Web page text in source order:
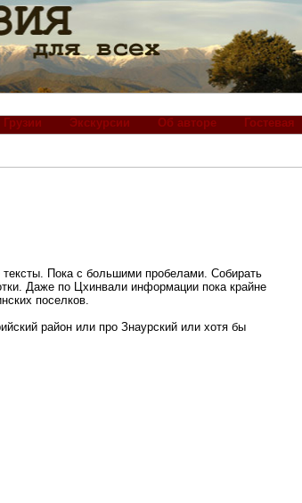
Экскурсии Об авторе Гостевая
Пока с большими пробелами. Собирать
Даже по Цхинвали информации пока крайне
поселков.
район или про Знаурский или хотя бы